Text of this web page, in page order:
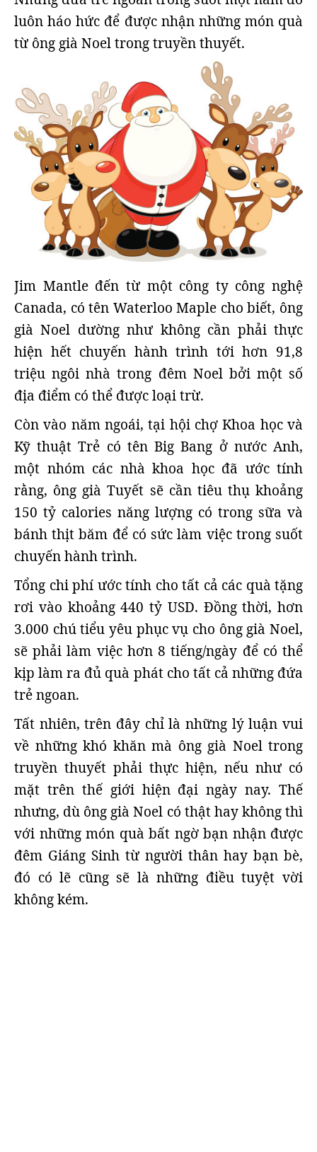
luôn háo hức để được nhận những món quà
từ ông già Noel trong truyền thuyết.
Jim Mantle đến từ một công ty công nghệ
Canada, có tên Waterloo Maple cho biết, ông
già Noel dường như không cần phải thực
hiện hết chuyến hành trình tới hơn 91,8
triệu ngôi nhà trong đêm Noel bởi một số
địa điểm có thể được loại trừ.
Còn vào năm ngoái, tại hội chợ Khoa học và
Kỹ thuật Trẻ có tên Big Bang ở nước Anh,
một nhóm các nhà khoa học đã ước tính
rằng, ông già Tuyết sẽ cần tiêu thụ khoảng
150 tỷ calories năng lượng có trong sữa và
bánh thịt băm để có sức làm việc trong suốt
chuyến hành trình.
Tổng chi phí ước tính cho tất cả các quà tặng
rơi vào khoảng 440 tỷ USD. Đồng thời, hơn
3.000 chú tiểu yêu phục vụ cho ông già Noel,
sẽ phải làm việc hơn 8 tiếng/ngày để có thể
kịp làm ra đủ quà phát cho tất cả những đứa
trẻ ngoan.
Tất nhiên, trên đây chỉ là những lý luận vui
về những khó khăn mà ông già Noel trong
truyền thuyết phải thực hiện, nếu như có
mặt trên thế giới hiện đại ngày nay. Thế
nhưng, dù ông già Noel có thật hay không thì
với những món quà bất ngờ bạn nhận được
đêm Giáng Sinh từ người thân hay bạn bè,
đó có lẽ cũng sẽ là những điều tuyệt vời
không kém.